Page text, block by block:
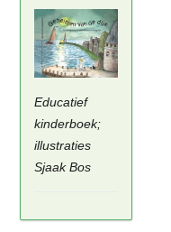
Educatief
kinderboek;
illustraties
Sjaak Bos